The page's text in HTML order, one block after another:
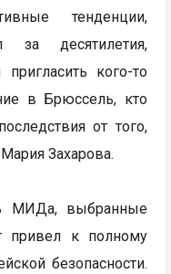
тенденции,
за десятилетия,
кого-то
в Брюссель, кто
от того,
Захарова.
МИДа, выбранные
привел к полному
безопасности.